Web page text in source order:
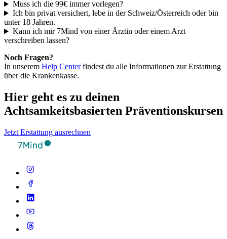
Muss ich die 99€ immer vorlegen?
Ich bin privat versichert, lebe in der Schweiz/Österreich oder bin
unter 18 Jahren.
Kann ich mir 7Mind von einer Ärztin oder einem Arzt
verschreiben lassen?
Noch Fragen?
In unserem Help Centerfindest du alle Informationen zur Erstattung
über die Krankenkasse.
Hier geht es zu deinen
Achtsamkeitsbasierten Präventionskursen
Jetzt Erstattung ausrechnen